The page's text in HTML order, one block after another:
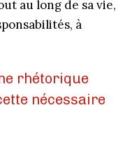
au long de sa vie,
à
rhétorique
nécessaire